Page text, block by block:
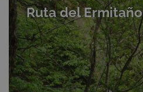
Ruta del Ermitaño